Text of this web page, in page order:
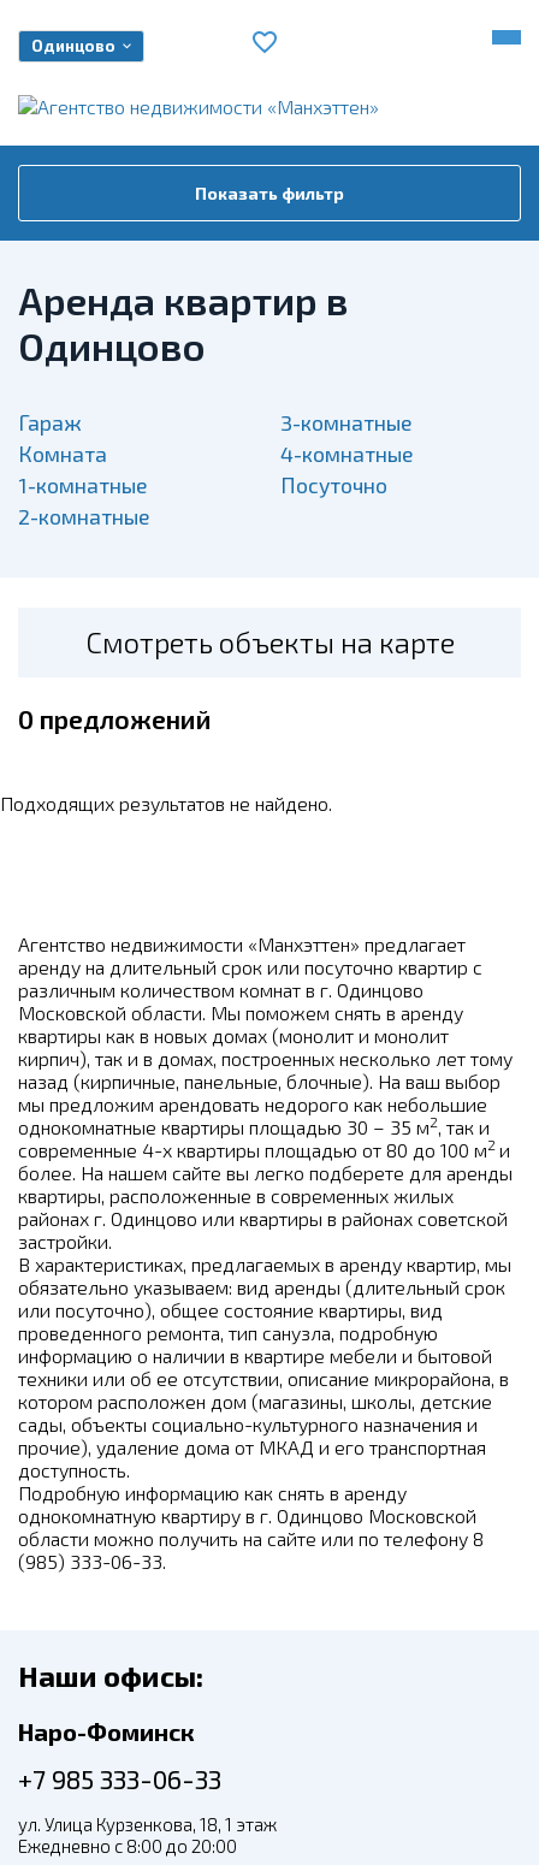
Одинцово
Показать фильтр
Аренда квартир в
Одинцово
Гараж
Комната
1-комнатные
2-комнатные
3-комнатные
4-комнатные
Посуточно
Смотреть объекты на карте
0 предложений
Подходящих результатов не найдено.
Агентство недвижимости «Манхэттен» предлагает
аренду на длительный срок или посуточно квартир с
различным количеством комнат в г. Одинцово
Московской области. Мы поможем снять в аренду
квартиры как в новых домах (монолит и монолит
кирпич), так и в домах, построенных несколько лет тому
назад (кирпичные, панельные, блочные). На ваш выбор
мы предложим арендовать недорого как небольшие
однокомнатные квартиры площадью 30 – 35 м2, так и
современные 4-х квартиры площадью от 80 до 100 м2 и
более. На нашем сайте вы легко подберете для аренды
квартиры, расположенные в современных жилых
районах г. Одинцово или квартиры в районах советской
застройки.
В характеристиках, предлагаемых в аренду квартир, мы
обязательно указываем: вид аренды (длительный срок
или посуточно), общее состояние квартиры, вид
проведенного ремонта, тип санузла, подробную
информацию о наличии в квартире мебели и бытовой
техники или об ее отсутствии, описание микрорайона, в
котором расположен дом (магазины, школы, детские
сады, объекты социально-культурного назначения и
прочие), удаление дома от МКАД и его транспортная
доступность.
Подробную информацию как снять в аренду
однокомнатную квартиру в г. Одинцово Московской
области можно получить на сайте или по телефону 8
(985) 333-06-33.
Наши офисы:
Наро-Фоминск
+7 985 333-06-33
ул. Улица Курзенкова, 18, 1 этаж
Ежедневно с 8:00 до 20:00